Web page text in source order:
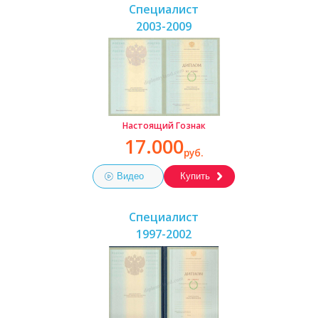
Специалист
2003-2009
Настоящий Гознак
17.000руб.
Видео Купить
Специалист
1997-2002